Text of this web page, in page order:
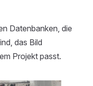
Datenbanken, die
das Bild
Projekt passt.